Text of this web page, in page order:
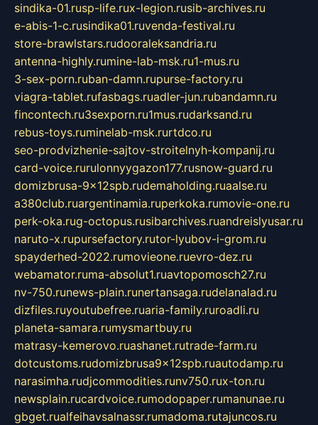
sindika-01.rusp-life.rux-legion.rusib-archives.ru
e-abis-1-c.rusindika01.ruvenda-festival.ru
store-brawlstars.rudooraleksandria.ru
antenna-highly.rumine-lab-msk.ru1-mus.ru
3-sex-porn.ruban-damn.rupurse-factory.ru
viagra-tablet.rufasbags.ruadler-jun.rubandamn.ru
fincontech.ru3sexporn.ru1mus.rudarksand.ru
rebus-toys.ruminelab-msk.rurtdco.ru
seo-prodvizhenie-sajtov-stroitelnyh-kompanij.ru
card-voice.rurulonnyygazon177.rusnow-guard.ru
domizbrusa-9x12spb.rudemaholding.ruaalse.ru
a380club.ruargentinamia.ruperkoka.rumovie-one.ru
perk-oka.rug-octopus.rusibarchives.ruandreislyusar.ru
naruto-x.rupursefactory.rutor-lyubov-i-grom.ru
spayderhed-2022.rumovieone.ruevro-dez.ru
webamator.ruma-absolut1.ruavtopomosch27.ru
nv-750.runews-plain.runertansaga.rudelanalad.ru
dizfiles.ruyoutubefree.ruaria-family.ruroadli.ru
planeta-samara.rumysmartbuy.ru
matrasy-kemerovo.ruashanet.rutrade-farm.ru
dotcustoms.rudomizbrusa9x12spb.ruautodamp.ru
narasimha.rudjcommodities.runv750.rux-ton.ru
newsplain.rucardvoice.rumodopaper.rumanunae.ru
gbget.rualfeihavsalnassr.rumadoma.rutajuncos.ru